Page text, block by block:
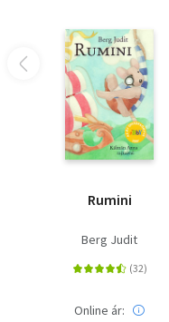
Rumini
Berg Judit
Online ár: